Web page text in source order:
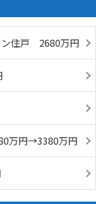
住戸 2680万円
万円→3380万円